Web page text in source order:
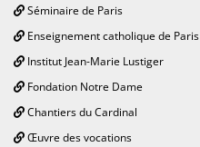
Séminaire de Paris
Enseignement catholique de Paris
Institut Jean-Marie Lustiger
Fondation Notre Dame
Chantiers du Cardinal
Œuvre des vocations